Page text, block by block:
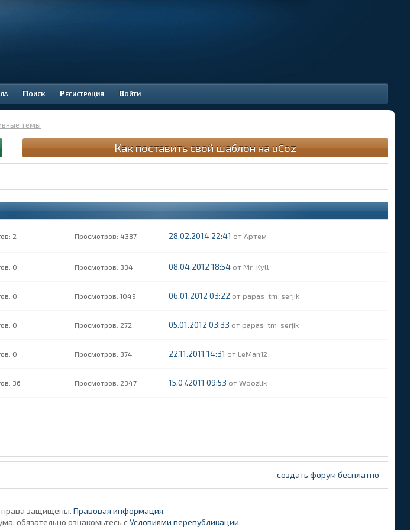
Поиск Регистрация Войти
темы
Как поставить свой шаблон на uCoz
2 4387 28.02.2014 22:41 Артем
0 334 08.04.2012 18:54 Mr_Kyll
0 1049 06.01.2012 03:22 papas_tm_serjik
0 272 05.01.2012 03:33 papas_tm_serjik
0 374 22.11.2011 14:31 LeMan12
36 2347 15.07.2011 09:53 Woozlik
создать форум бесплатно
защищены. Правовая информация.
обязательно ознакомьтесь с Условиями перепубликации.